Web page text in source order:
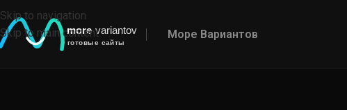
Skip to navigation
Skip to main content
Море Вариантов